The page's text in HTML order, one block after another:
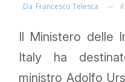
Da Francesco Telesca il
Il Ministero delle
Italy ha
ministro Adolfo